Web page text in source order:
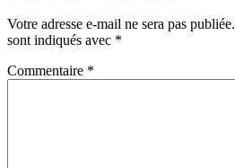
Votre adresse e-mail ne sera pas publiée.
sont indiqués avec *
Commentaire *